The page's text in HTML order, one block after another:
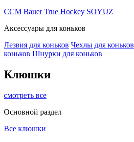
ССМ Bauer True Hockey SOYUZ
Аксессуары для коньков
Лезвия для коньков Чехлы для коньков
коньков Шнурки для коньков
Клюшки
смотреть все
Основной раздел
Все клюшки